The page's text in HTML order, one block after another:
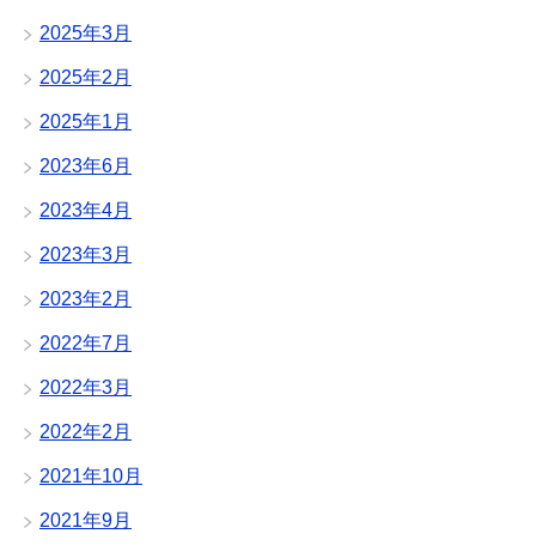
2025年3月
2025年2月
2025年1月
2023年6月
2023年4月
2023年3月
2023年2月
2022年7月
2022年3月
2022年2月
2021年10月
2021年9月